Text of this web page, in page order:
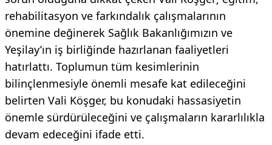
rehabilitasyon ve farkındalık çalışmalarının
önemine değinerek Sağlık Bakanlığımızın ve
Yeşilay’ın iş birliğinde hazırlanan faaliyetleri
hatırlattı. Toplumun tüm kesimlerinin
bilinçlenmesiyle önemli mesafe kat edileceğini
belirten Vali Köşger, bu konudaki hassasiyetin
önemle sürdürüleceğini ve çalışmaların kararlılıkla
devam edeceğini ifade etti.